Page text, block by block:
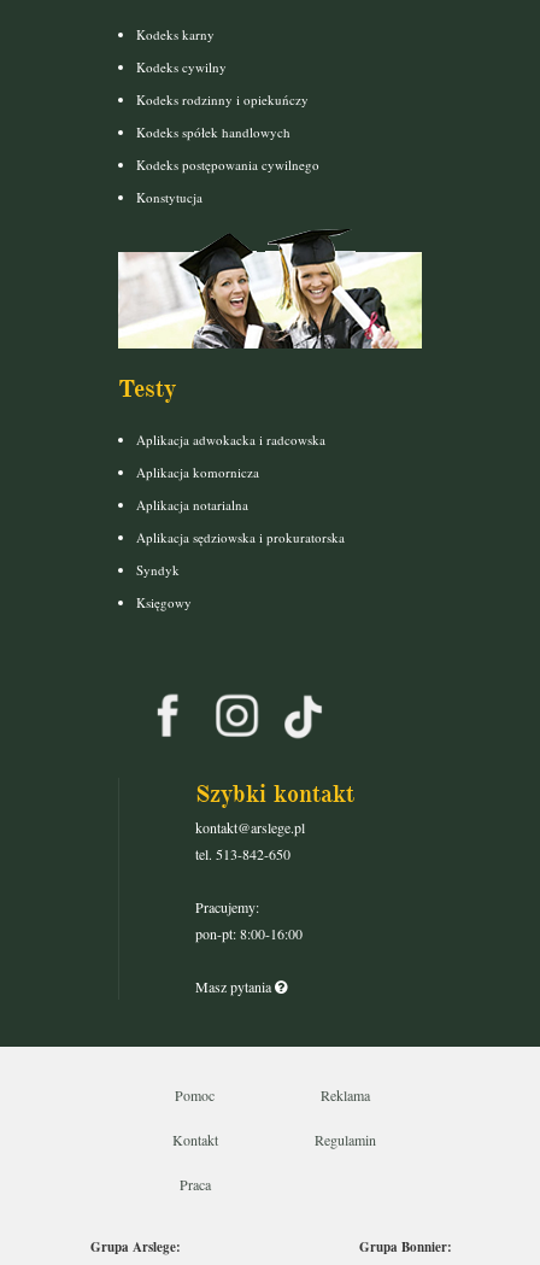
Kodeks karny
Kodeks cywilny
Kodeks rodzinny i opiekuńczy
Kodeks spółek handlowych
Kodeks postępowania cywilnego
Konstytucja
Testy
Aplikacja adwokacka i radcowska
Aplikacja komornicza
Aplikacja notarialna
Aplikacja sędziowska i prokuratorska
Syndyk
Księgowy
Szybki kontakt
kontakt@arslege.pl
tel. 513-842-650
Pracujemy:
pon-pt: 8:00-16:00
Masz pytania
Pomoc Reklama
Kontakt Regulamin
Praca
Grupa Arslege: Grupa Bonnier: